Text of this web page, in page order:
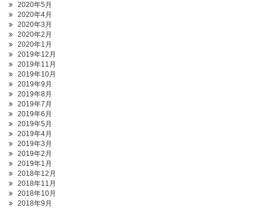
2020年5月
2020年4月
2020年3月
2020年2月
2020年1月
2019年12月
2019年11月
2019年10月
2019年9月
2019年8月
2019年7月
2019年6月
2019年5月
2019年4月
2019年3月
2019年2月
2019年1月
2018年12月
2018年11月
2018年10月
2018年9月